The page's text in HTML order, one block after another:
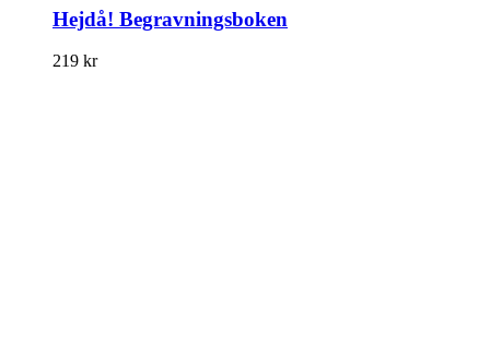
Hejdå! Begravningsboken
219 kr